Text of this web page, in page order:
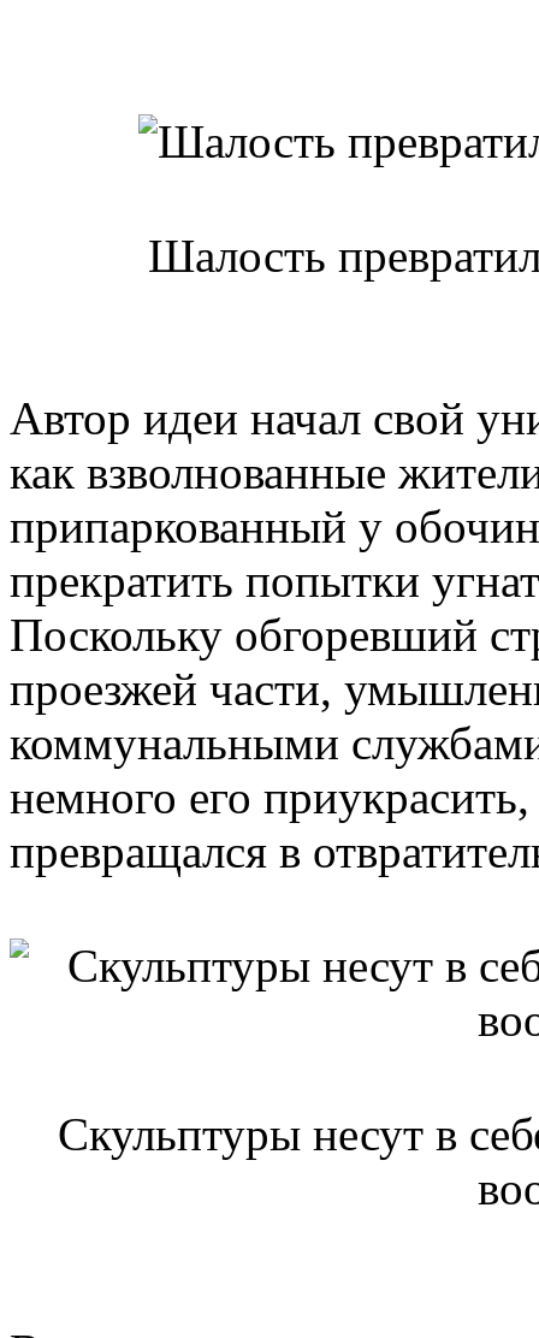
Шалость
Автор идеи начал свой
как взволнованные
припаркованный у
прекратить попытки
Поскольку обгоревший
проезжей части,
коммунальными
немного его
превращался в
Скульптуры несут в